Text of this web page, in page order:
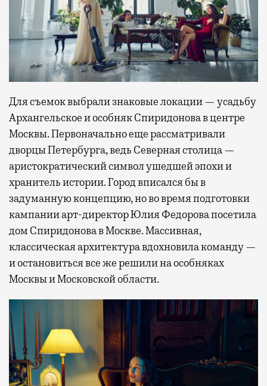
Для съемок выбрали знаковые локации — усадьбу
Архангельское и особняк Спиридонова в центре
Москвы. Первоначально еще рассматривали
дворцы Петербурга, ведь Северная столица —
аристократический символ ушедшей эпохи и
хранитель истории. Город вписался бы в
задуманную концепцию, но во время подготовки
кампании арт-директор Юлия Федорова посетила
дом Спиридонова в Москве. Массивная,
классическая архитектура вдохновила команду —
и остановиться все же решили на особняках
Москвы и Московской области.